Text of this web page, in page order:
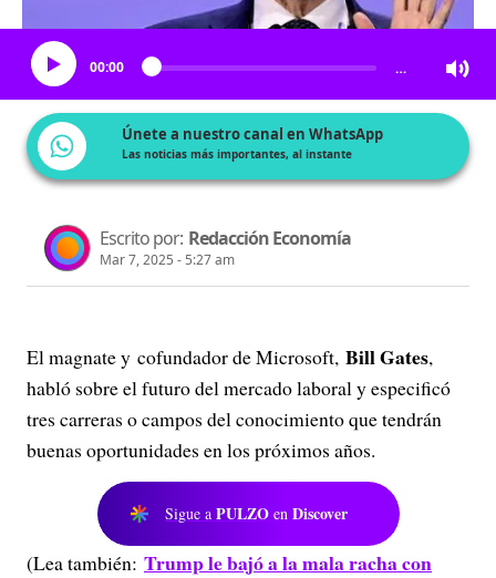
Escucha el artículo
00:00 …
Únete a nuestro canal en WhatsApp
Las noticias más importantes, al instante
Escrito por: Redacción Economía
Mar 7, 2025 - 5:27 am
El magnate y cofundador de Microsoft, Bill Gates,
habló sobre el futuro del mercado laboral y especificó
tres carreras o campos del conocimiento que tendrán
buenas oportunidades en los próximos años.
Sigue a PULZO en Discover
(Lea también: Trump le bajó a la mala racha con